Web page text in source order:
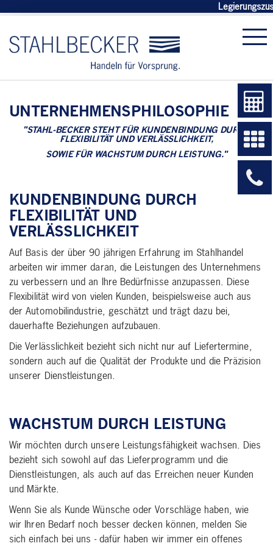
UNTERNEHMENSPHILOSOPHIE
"STAHL-BECKER STEHT FÜR KUNDENBINDUNG DURCH
FLEXIBILITÄT UND VERLÄSSLICHKEIT,
SOWIE FÜR WACHSTUM DURCH LEISTUNG."
KUNDENBINDUNG DURCH
FLEXIBILITÄT UND
VERLÄSSLICHKEIT
Auf Basis der über 90 jährigen Erfahrung im Stahlhandel
arbeiten wir immer daran, die Leistungen des Unternehmens
zu verbessern und an Ihre Bedürfnisse anzupassen. Diese
Flexibilität wird von vielen Kunden, beispielsweise auch aus
der Automobilindustrie, geschätzt und trägt dazu bei,
dauerhafte Beziehungen aufzubauen.
Die Verlässlichkeit bezieht sich nicht nur auf Liefertermine,
sondern auch auf die Qualität der Produkte und die Präzision
unserer Dienstleistungen.
WACHSTUM DURCH LEISTUNG
Wir möchten durch unsere Leistungsfähigkeit wachsen. Dies
bezieht sich sowohl auf das Lieferprogramm und die
Dienstleistungen, als auch auf das Erreichen neuer Kunden
und Märkte.
Wenn Sie als Kunde Wünsche oder Vorschläge haben, wie
wir Ihren Bedarf noch besser decken können, melden Sie
sich einfach bei uns - dafür haben wir immer ein offenes